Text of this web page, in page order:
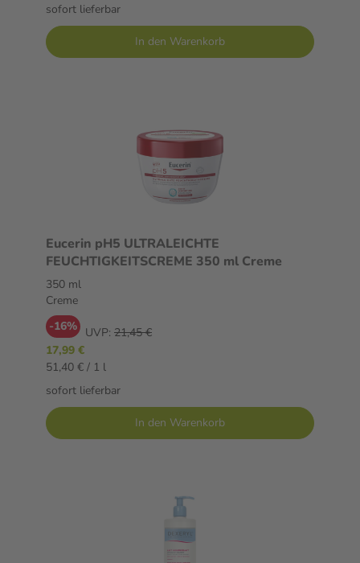
sofort lieferbar
In den Warenkorb
Eucerin pH5 ULTRALEICHTE
FEUCHTIGKEITSCREME 350 ml Creme
350 ml
Creme
-16% UVP: 21,45 €
17,99 €
51,40 € / 1 l
sofort lieferbar
In den Warenkorb